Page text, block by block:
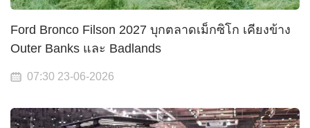
Ford Bronco Filson 2027 บุกตลาดเม็กซิโก เคียงข้าง
Outer Banks และ Badlands
07:30 23-06-2026